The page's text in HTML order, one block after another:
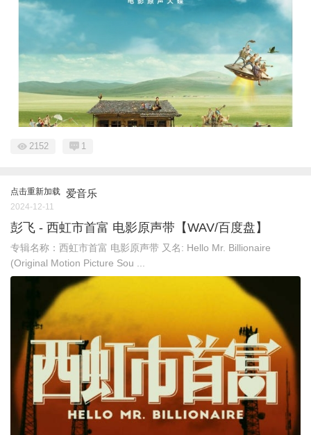
2152 1
点击重新加载 爱音乐
2024-12-11
彭飞 - 西虹市首富 电影原声带【WAV/百度盘】
专辑名称：西虹市首富 电影原声带 又名: Hello Mr. Billionaire
(Original Motion Picture Sou ...